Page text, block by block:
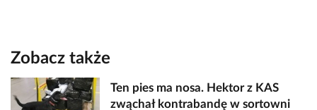
Zobacz także
Ten pies ma nosa. Hektor z KAS
zwąchał kontrabandę w sortowni